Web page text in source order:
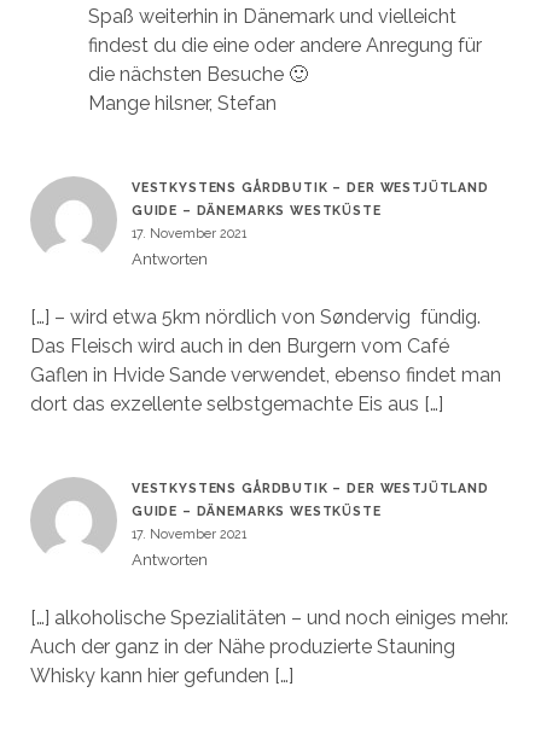
Spaß weiterhin in Dänemark und vielleicht
findest du die eine oder andere Anregung für
die nächsten Besuche 🙂
Mange hilsner, Stefan
VESTKYSTENS GÅRDBUTIK – DER WESTJÜTLAND
GUIDE – DÄNEMARKS WESTKÜSTE
17. November 2021
Antworten
[…] – wird etwa 5km nördlich von Søndervig fündig.
Das Fleisch wird auch in den Burgern vom Café
Gaflen in Hvide Sande verwendet, ebenso findet man
dort das exzellente selbstgemachte Eis aus […]
VESTKYSTENS GÅRDBUTIK – DER WESTJÜTLAND
GUIDE – DÄNEMARKS WESTKÜSTE
17. November 2021
Antworten
[…] alkoholische Spezialitäten – und noch einiges mehr.
Auch der ganz in der Nähe produzierte Stauning
Whisky kann hier gefunden […]